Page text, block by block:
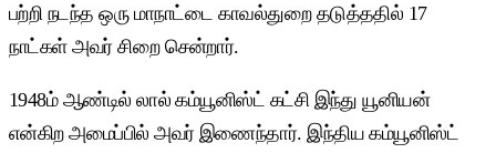
பற்றி நடந்த ஒரு மாநாட்டை காவல்துறை தடுத்ததில் 17
நாட்கள் அவர் சிறை சென்றார்.
1948ம் ஆண்டில் லால் கம்யூனிஸ்ட் கட்சி இந்து யூனியன்
என்கிற அமைப்பில் அவர் இணைந்தார். இந்திய கம்யூனிஸ்ட்